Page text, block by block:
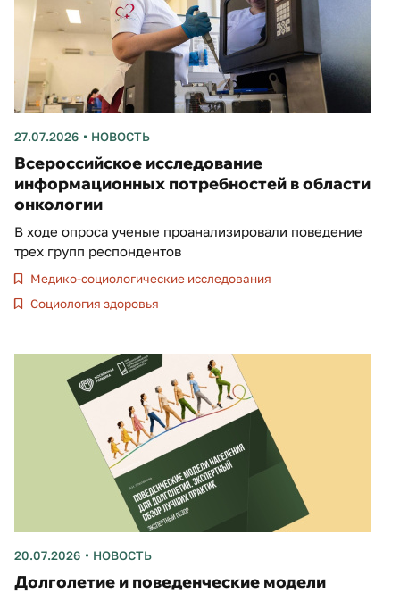
27.07.2026 НОВОСТЬ
Всероссийское исследование
информационных потребностей в области
онкологии
В ходе опроса ученые проанализировали поведение
трех групп респондентов
Медико-социологические исследования
Социология здоровья
20.07.2026 НОВОСТЬ
Долголетие и поведенческие модели